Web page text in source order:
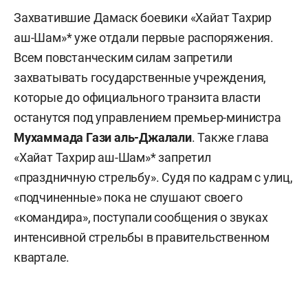
Захватившие Дамаск боевики «Хайат Тахрир
аш-Шам»* уже отдали первые распоряжения.
Всем повстанческим силам запретили
захватывать государственные учреждения,
которые до официального транзита власти
останутся под управлением премьер-министра
Мухаммада Гази аль-Джалали. Также глава
«Хайат Тахрир аш-Шам»* запретил
«праздничную стрельбу». Судя по кадрам с улиц,
«подчиненные» пока не слушают своего
«командира», поступали сообщения о звуках
интенсивной стрельбы в правительственном
квартале.